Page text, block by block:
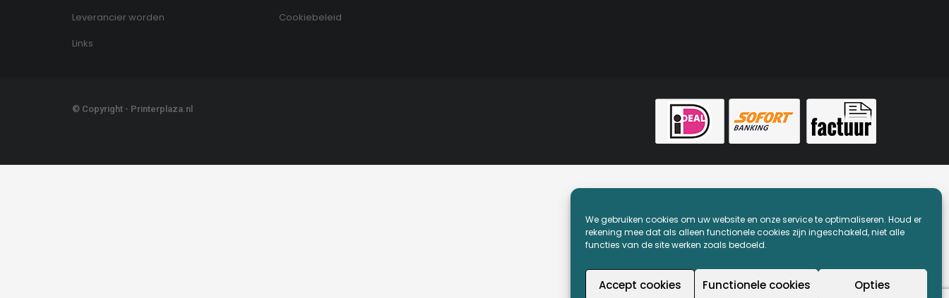
We gebruiken cookies om uw website en onze service te optimaliseren. Houd er
rekening mee dat als alleen functionele cookies zijn ingeschakeld, niet alle
functies van de site werken zoals bedoeld.
Accept cookies Functionele cookies Opties
Leverancier worden
Links
Cookiebeleid
© Copyright - Printerplaza.nl